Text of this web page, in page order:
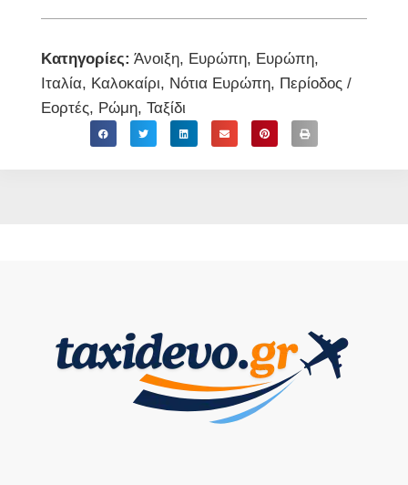
Κατηγορίες: Άνοιξη, Ευρώπη, Ευρώπη,
Ιταλία, Καλοκαίρι, Νότια Ευρώπη, Περίοδος /
Εορτές, Ρώμη, Ταξίδι